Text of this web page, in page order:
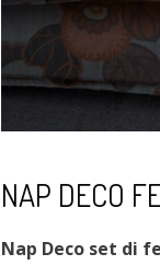
NAP DECO
Nap Deco set di